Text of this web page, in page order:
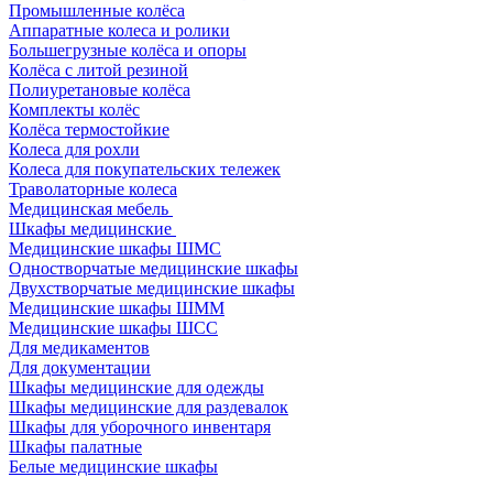
Промышленные колёса
Аппаратные колеса и ролики
Большегрузные колёса и опоры
Колёса с литой резиной
Полиуретановые колёса
Комплекты колёс
Колёса термостойкие
Колеса для рохли
Колеса для покупательских тележек
Траволаторные колеса
Медицинская мебель
Шкафы медицинские
Медицинские шкафы ШМС
Одностворчатые медицинские шкафы
Двухстворчатые медицинские шкафы
Медицинские шкафы ШММ
Медицинские шкафы ШСС
Для медикаментов
Для документации
Шкафы медицинские для одежды
Шкафы медицинские для раздевалок
Шкафы для уборочного инвентаря
Шкафы палатные
Белые медицинские шкафы